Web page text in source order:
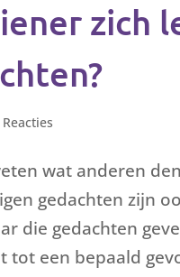
zich
wat anderen
gedachten zijn
die gedachten
tot een bepaald